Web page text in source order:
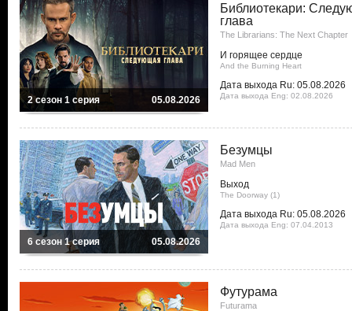
2 сезон 1 серия 05.08.2026
Библиотекари:
глава
The Librarians: The Next Chapter
И горящее сердце
And the Burning Heart
Дата выхода Ru: 05.08.2026
Дата выхода Eng: 02.08.2026
6 сезон 1 серия 05.08.2026
Безумцы
Mad Men
Выход
The Doorway (1)
Дата выхода Ru: 05.08.2026
Дата выхода Eng: 07.04.2013
Футурама
Futurama